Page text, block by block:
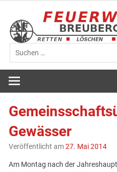
springen
Gewässer
Veröffentlicht am27. Mai 2014
Am Montag nach der